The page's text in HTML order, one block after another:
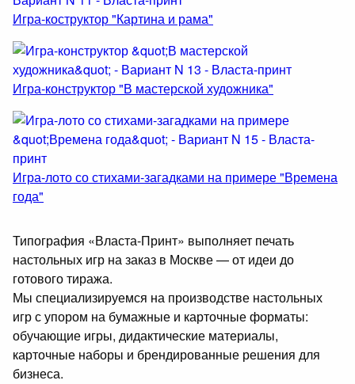
Игра-коструктор "Картина и рама"
Игра-конструктор "В мастерской художника"
Игра-лото со стихами-загадками на примере "Времена
года"
Типография «Власта-Принт» выполняет печать
настольных игр на заказ в Москве — от идеи до
готового тиража.
Мы специализируемся на производстве настольных
игр с упором на бумажные и карточные форматы:
обучающие игры, дидактические материалы,
карточные наборы и брендированные решения для
бизнеса.